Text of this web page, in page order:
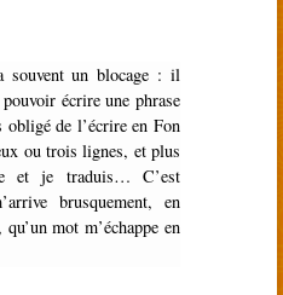
écrire une phrase
obligé de l’écrire en Fon
ou trois lignes, et plus
et je traduis… C’est
brusquement, en
mot m’échappe en